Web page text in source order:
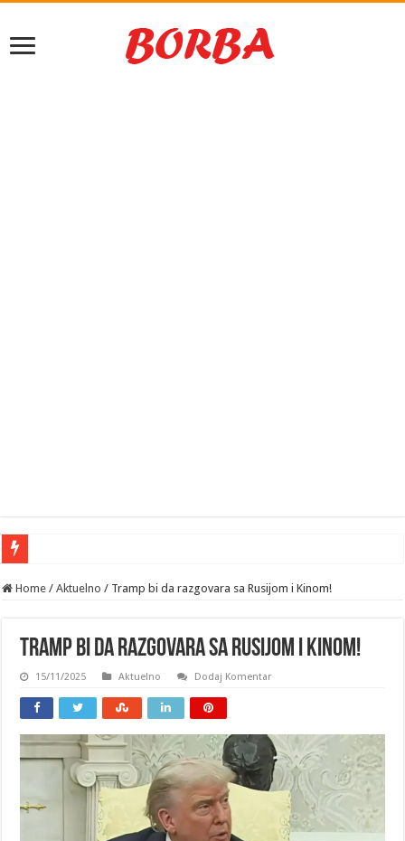
Home / Aktuelno / Tramp bi da razgovara sa Rusijom i Kinom!
Tramp bi da razgovara sa Rusijom i Kinom!
15/11/2025 Aktuelno Dodaj Komentar